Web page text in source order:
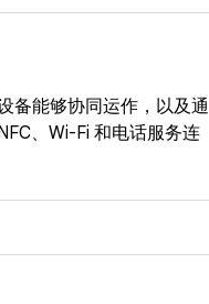
备能够协同运作，以及通
、Wi-Fi 和电话服务连